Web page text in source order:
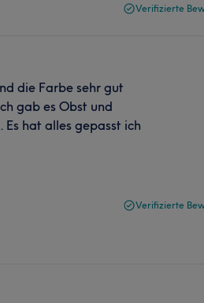
Verifizierte
die Farbe sehr gut
gab es Obst und
Es hat alles gepasst ich
Verifizierte